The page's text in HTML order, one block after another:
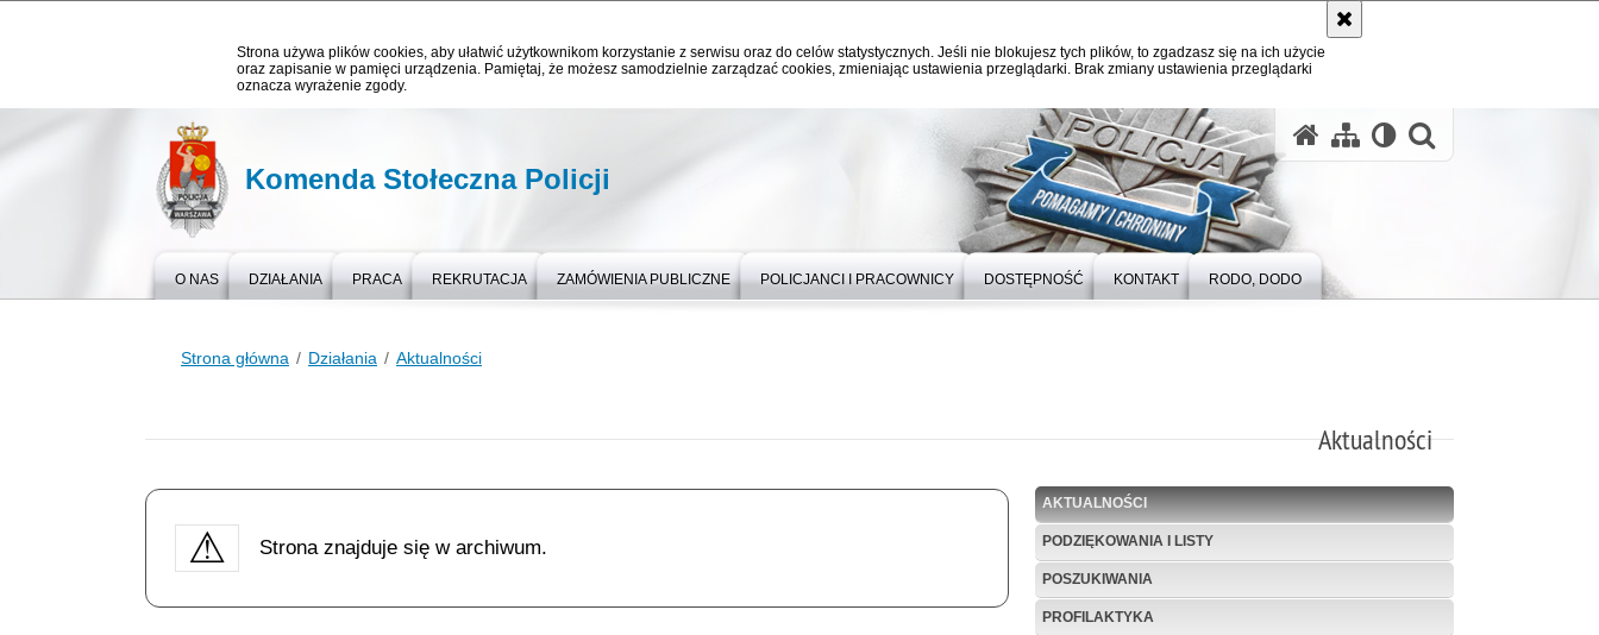
Strona używa plików cookies, aby ułatwić użytkownikom korzystanie z serwisu oraz do celów statystycznych. Jeśli nie blokujesz tych plików, to zgadzasz się na ich użycie
oraz zapisanie w pamięci urządzenia. Pamiętaj, że możesz samodzielnie zarządzać cookies, zmieniając ustawienia przeglądarki. Brak zmiany ustawienia przeglądarki
oznacza wyrażenie zgody.
Komenda Stołeczna Policji
O NAS DZIAŁANIA PRACA REKRUTACJA ZAMÓWIENIA PUBLICZNE POLICJANCI I PRACOWNICY DOSTĘPNOŚĆ KONTAKT RODO, DODO
Strona główna Działania Aktualności
Aktualności
Strona znajduje się w archiwum.
AKTUALNOŚCI
PODZIĘKOWANIA I LISTY
POSZUKIWANIA
PROFILAKTYKA